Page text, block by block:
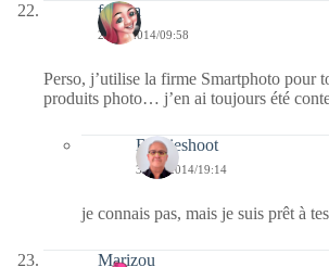
fedora
29/12/2014/09:58
Perso, j’utilise la firme Smartphoto pour
produits photo… j’en ai toujours été
Bernieshoot
30/12/2014/19:14
je connais pas, mais je suis prêt à
Marizou